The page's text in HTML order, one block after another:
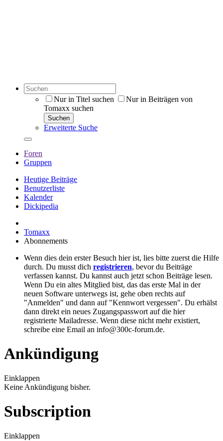
Nur in Titel suchen
Nur in Beiträgen von
Tomaxx suchen
Suchen
Erweiterte Suche
Foren
Gruppen
Heutige Beiträge
Benutzerliste
Kalender
Dickipedia
Tomaxx
Abonnements
Wenn dies dein erster Besuch hier ist, lies bitte zuerst die Hilfe
durch. Du musst dich registrieren, bevor du Beiträge
verfassen kannst. Du kannst auch jetzt schon Beiträge lesen.
Wenn Du ein altes Mitglied bist, das das erste Mal in der
neuen Software unterwegs ist, gehe oben rechts auf
"Anmelden" und dann auf "Kennwort vergessen". Du erhälst
dann direkt ein neues Zugangspasswort auf die hier
registrierte Mailadresse. Wenn diese nicht mehr existiert,
schreibe eine Email an info@300c-forum.de.
Ankündigung
Einklappen
Keine Ankündigung bisher.
Subscription
Einklappen